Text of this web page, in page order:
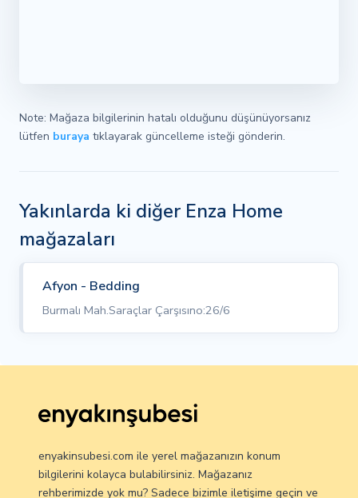
Note: Mağaza bilgilerinin hatalı olduğunu düşünüyorsanız
lütfen buraya tıklayarak güncelleme isteği gönderin.
Yakınlarda ki diğer Enza Home
mağazaları
Afyon - Bedding
Burmalı Mah.Saraçlar Çarşısıno:26/6
enyakinsubesi.com ile yerel mağazanızın konum
bilgilerini kolayca bulabilirsiniz. Mağazanız
rehberimizde yok mu? Sadece bizimle iletişime geçin ve